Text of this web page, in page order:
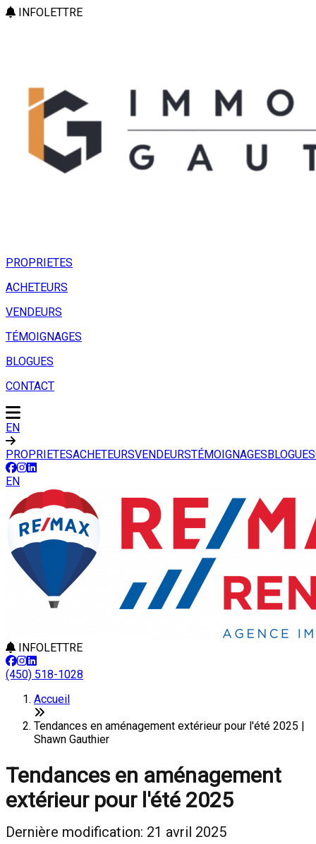
INFOLETTRE
PROPRIETES
ACHETEURS
VENDEURS
TÉMOIGNAGES
BLOGUES
CONTACT
EN
PROPRIETESACHETEURSVENDEURSTÉMOIGNAGESBLOGUES
EN
INFOLETTRE
(450) 518-1028
Accueil
Tendances en aménagement extérieur pour l'été 2025 |
Shawn Gauthier
Tendances en aménagement
extérieur pour l'été 2025
Dernière modification: 21 avril 2025